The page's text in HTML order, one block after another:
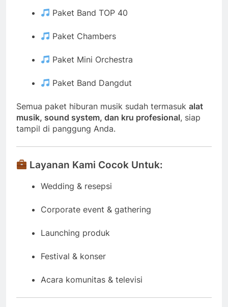
Paket Band TOP 40
Paket Chambers
Paket Mini Orchestra
Paket Band Dangdut
Semua paket hiburan musik sudah termasuk alat
musik, sound system, dan kru profesional, siap
tampil di panggung Anda.
Layanan Kami Cocok Untuk:
Wedding & resepsi
Corporate event & gathering
Launching produk
Festival & konser
Acara komunitas & televisi